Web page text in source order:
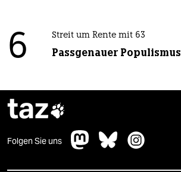
6 Streit um Rente mit 63
Passgenauer Populismus
taz
Folgen Sie uns